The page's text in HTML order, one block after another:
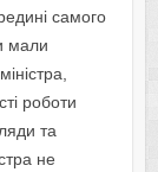
самого
мали
роботи
та
не